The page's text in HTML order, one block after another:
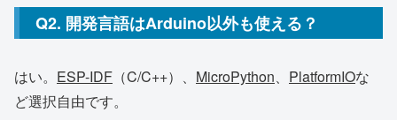
Q2. 開発言語はArduino以外も使える？
はい。 ESP-IDF （C/C++）、 MicroPython、 PlatformIOな
ど選択自由です。